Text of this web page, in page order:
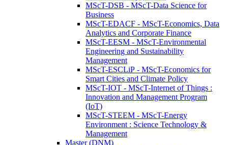
MScT-DSB - MScT-Data Science for
Business
MScT-EDACF - MScT-Economics, Data
Analytics and Corporate Finance
MScT-EESM - MScT-Environmental
Engineering and Sustainability
Management
MScT-ESCLiP - MScT-Economics for
Smart Cities and Climate Policy
MScT-IOT - MScT-Internet of Things :
Innovation and Management Program
(IoT)
MScT-STEEM - MScT-Energy
Environment : Science Technology &
Management
Master (DNM)